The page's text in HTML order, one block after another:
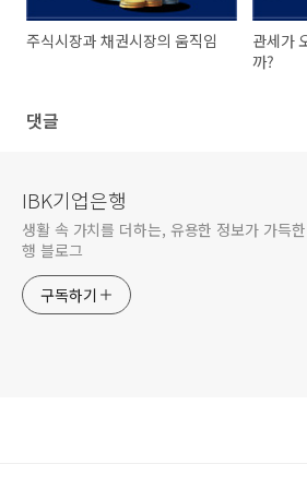
주식시장과 채권시장의 움직임
관세가
까?
댓글
IBK기업은행
생활 속 가치를 더하는, 유용한 정보가 가득
행 블로그
구독하기